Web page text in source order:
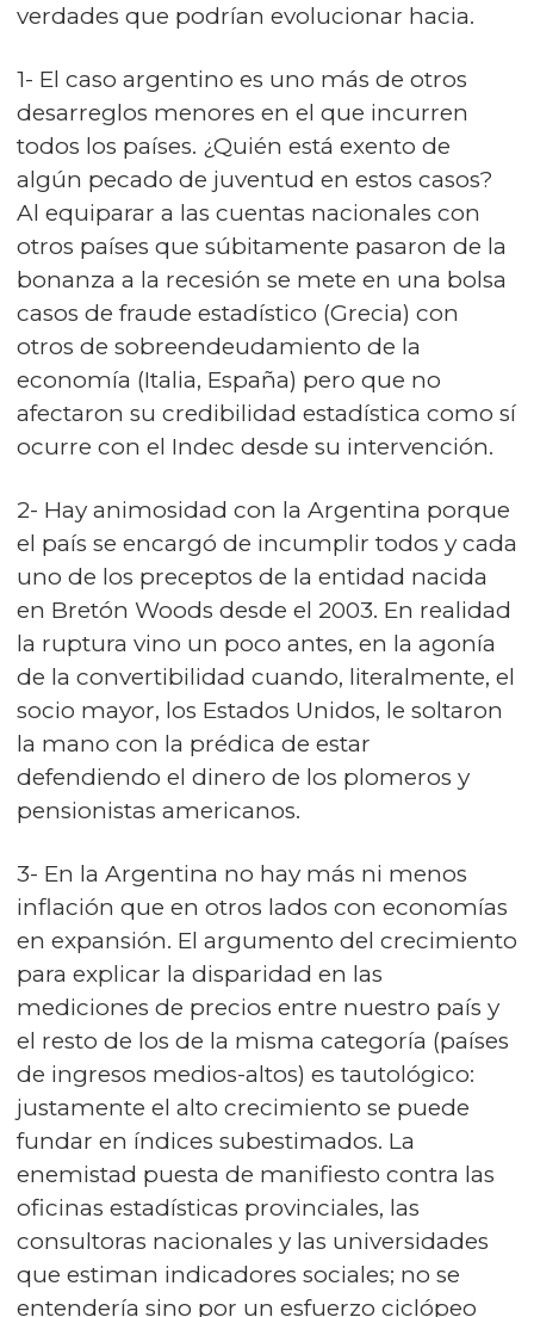
verdades que podrían evolucionar hacia.
1- El caso argentino es uno más de otros
desarreglos menores en el que incurren
todos los países. ¿Quién está exento de
algún pecado de juventud en estos casos?
Al equiparar a las cuentas nacionales con
otros países que súbitamente pasaron de la
bonanza a la recesión se mete en una bolsa
casos de fraude estadístico (Grecia) con
otros de sobreendeudamiento de la
economía (Italia, España) pero que no
afectaron su credibilidad estadística como sí
ocurre con el Indec desde su intervención.
2- Hay animosidad con la Argentina porque
el país se encargó de incumplir todos y cada
uno de los preceptos de la entidad nacida
en Bretón Woods desde el 2003. En realidad
la ruptura vino un poco antes, en la agonía
de la convertibilidad cuando, literalmente, el
socio mayor, los Estados Unidos, le soltaron
la mano con la prédica de estar
defendiendo el dinero de los plomeros y
pensionistas americanos.
3- En la Argentina no hay más ni menos
inflación que en otros lados con economías
en expansión. El argumento del crecimiento
para explicar la disparidad en las
mediciones de precios entre nuestro país y
el resto de los de la misma categoría (países
de ingresos medios-altos) es tautológico:
justamente el alto crecimiento se puede
fundar en índices subestimados. La
enemistad puesta de manifiesto contra las
oficinas estadísticas provinciales, las
consultoras nacionales y las universidades
que estiman indicadores sociales; no se
entendería sino por un esfuerzo ciclópeo